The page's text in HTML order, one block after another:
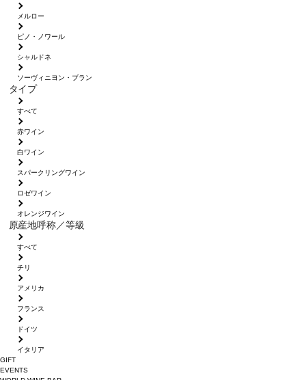
メルロー
ピノ・ノワール
シャルドネ
ソーヴィニヨン・ブラン
タイプ
すべて
赤ワイン
白ワイン
スパークリングワイン
ロゼワイン
オレンジワイン
原産地呼称／等級
すべて
チリ
アメリカ
フランス
ドイツ
イタリア
GIFT
EVENTS